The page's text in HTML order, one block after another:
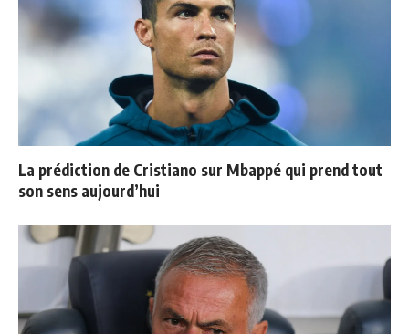
La prédiction de Cristiano sur Mbappé qui prend tout
son sens aujourd’hui